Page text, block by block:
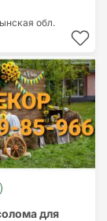
обл.
для